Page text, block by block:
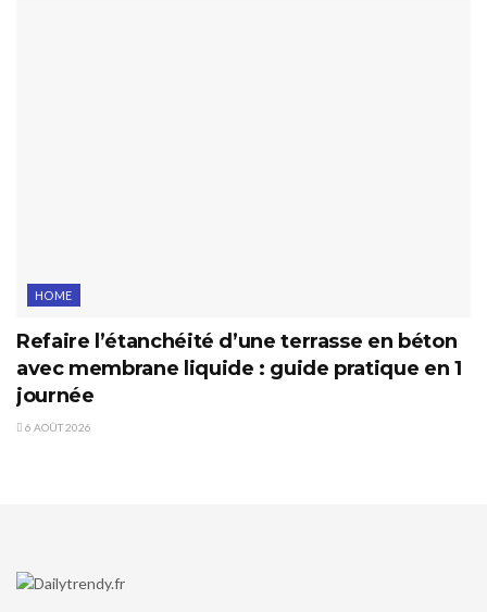
HOME
Refaire l’étanchéité d’une terrasse en béton
avec membrane liquide : guide pratique en 1
journée
6 AOÛT 2026